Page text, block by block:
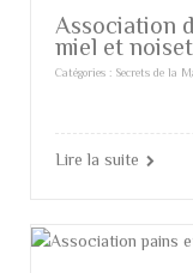
Association
miel et
Catégories : Secrets de la
Lire la suite